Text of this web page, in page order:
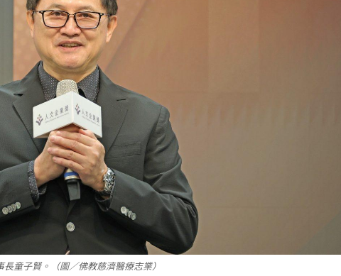
長童子賢。（圖／佛教慈濟醫療志業）